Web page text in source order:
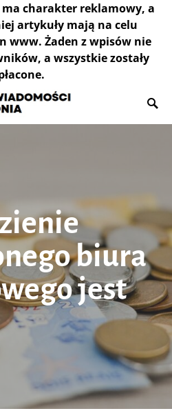
ma charakter reklamowy, a
artykuły mają na celu
www. Żaden z wpisów nie
a wszystkie zostały
biura
jest